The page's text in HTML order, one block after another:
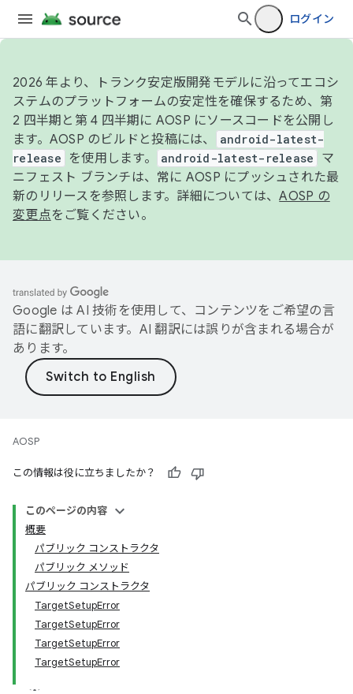
ログイン
2026 年より、トランク安定版開発モデルに沿ってエコシ
ステムのプラットフォームの安定性を確保するため、第
2 四半期と第 4 四半期に AOSP にソースコードを公開し
ます。AOSP のビルドと投稿には、
android-latest-
release
を使用します。 android-latest-release
マ
ニフェスト ブランチは、常に AOSP にプッシュされた最
新のリリースを参照します。詳細については、AOSP の
変更点をご覧ください。
Google は AI 技術を使用して、コンテンツをご希望の言
語に翻訳しています。AI 翻訳には誤りが含まれる場合が
あります。
AOSP
この情報は役に立ちましたか？
このページの内容
概要
パブリック コンストラクタ
パブリック メソッド
パブリック コンストラクタ
TargetSetupError
TargetSetupError
TargetSetupError
TargetSetupError